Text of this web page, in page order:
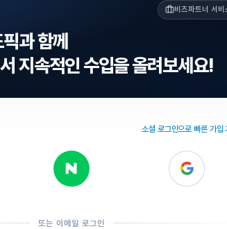
비즈파트너 서비
과 함께
지속적인 수입을 올려보세요!
소셜 로그인으로 빠른 가입
또는 이메일 로그인